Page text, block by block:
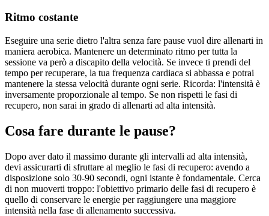
Ritmo costante
Eseguire una serie dietro l'altra senza fare pause vuol dire allenarti in
maniera aerobica. Mantenere un determinato ritmo per tutta la
sessione va però a discapito della velocità. Se invece ti prendi del
tempo per recuperare, la tua frequenza cardiaca si abbassa e potrai
mantenere la stessa velocità durante ogni serie. Ricorda: l'intensità è
inversamente proporzionale al tempo. Se non rispetti le fasi di
recupero, non sarai in grado di allenarti ad alta intensità.
Cosa fare durante le pause?
Dopo aver dato il massimo durante gli intervalli ad alta intensità,
devi assicurarti di sfruttare al meglio le fasi di recupero: avendo a
disposizione solo 30-90 secondi, ogni istante è fondamentale. Cerca
di non muoverti troppo: l'obiettivo primario delle fasi di recupero è
quello di conservare le energie per raggiungere una maggiore
intensità nella fase di allenamento successiva.